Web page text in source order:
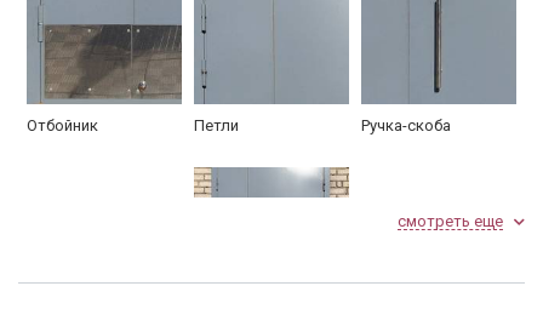
Отбойник Петли Ручка-скоба
смотреть еще